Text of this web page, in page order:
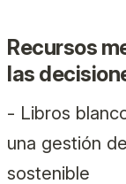
Recursos
las
- Libros
una gestión
sostenible